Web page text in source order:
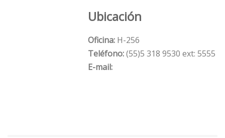
Ubicación
Oficina: H-256
Teléfono:(55)5 318 9530 ext: 5555
E-mail: